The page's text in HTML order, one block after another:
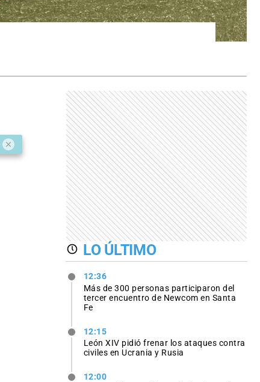
LO ÚLTIMO
12:36
Más de 300 personas participaron del
tercer encuentro de Newcom en Santa
Fe
12:15
León XIV pidió frenar los ataques contra
civiles en Ucrania y Rusia
12:00